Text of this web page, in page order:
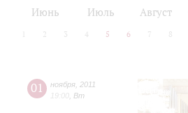
Июнь Июль Август
2 3 4 5 6 7 8
01 ноября 2011
19:00 Вт